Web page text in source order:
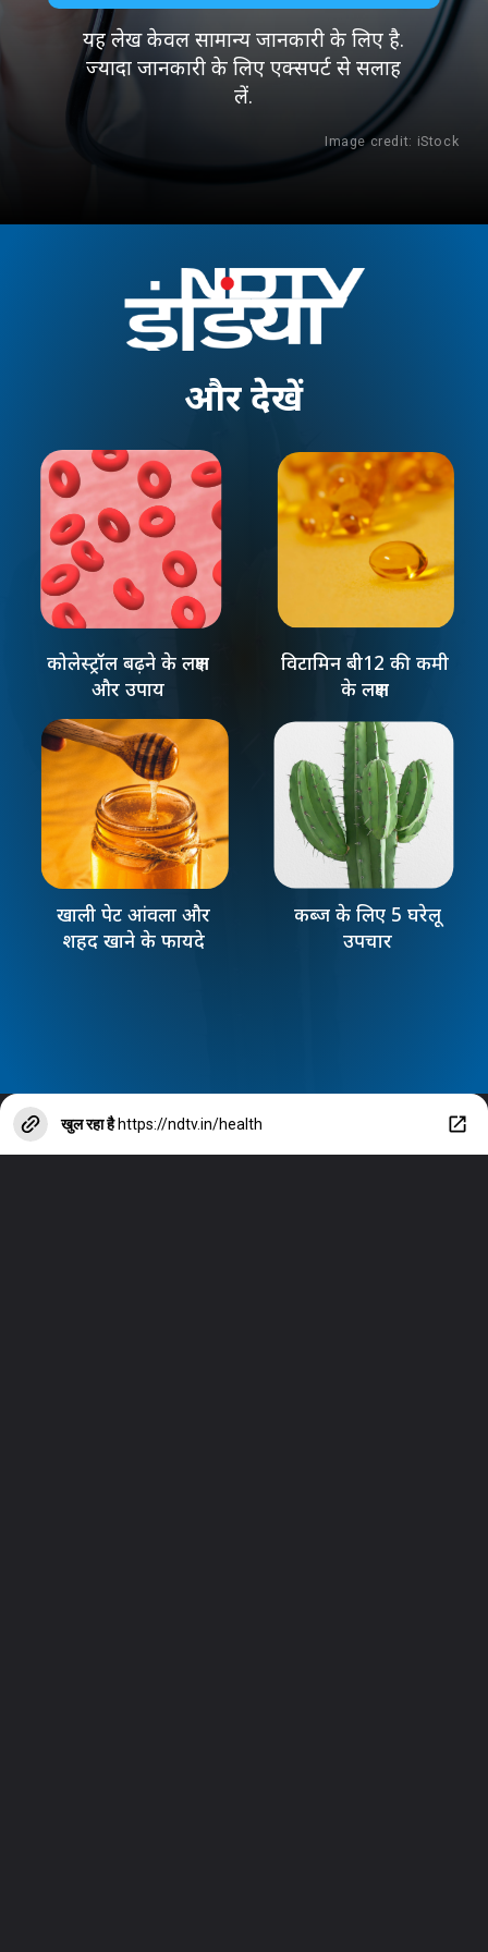
यह लेख केवल सामान्य जानकारी के लिए है.
ज्यादा जानकारी के लिए एक्सपर्ट से सलाह
लें.
Image credit: iStock
औरदेखें
कोलेस्ट्रॉल बढ़ने के लक्षण
और उपाय
खाली पेट आंवला और
शहद खाने के फायदे
विटामिन बी12 की कमी
के लक्षण
कब्ज के लिए 5 घरेलू
उपचार
खुल रहा हैhttps://ndtv.in/health